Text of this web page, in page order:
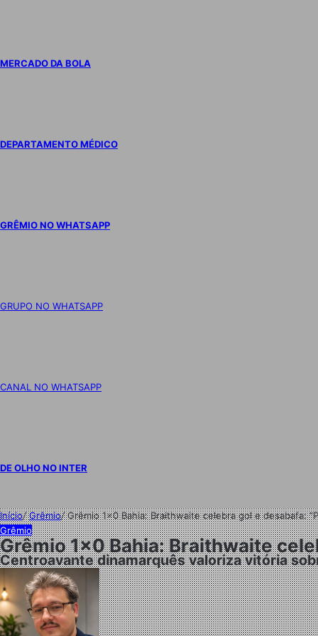
MERCADO DA BOLA
DEPARTAMENTO MÉDICO
GRÊMIO NO WHATSAPP
GRUPO NO WHATSAPP
CANAL NO WHATSAPP
DE OLHO NO INTER
Início/Grêmio/Grêmio 1×0 Bahia: Braithwaite celebra gol e desabafa:
Grêmio
Grêmio 1×0 Bahia: Braithwaite
Centroavante dinamarquês valoriza vitória